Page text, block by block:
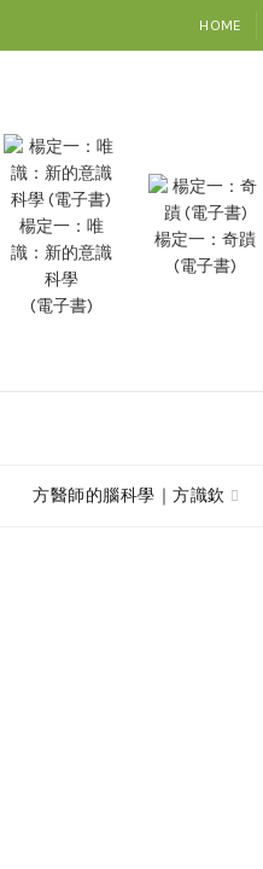
HOME
楊定一：唯
識：新的意識
科學
(電子書)
楊定一：奇蹟
(電子書)
方醫師的腦科學｜方識欽